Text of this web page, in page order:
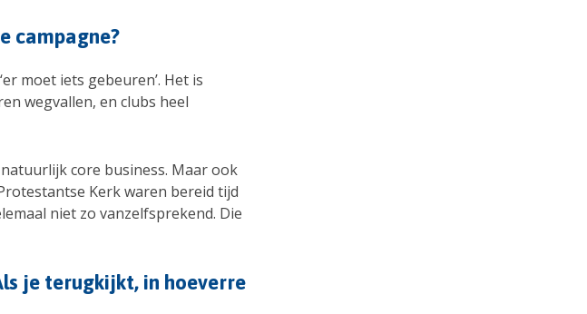
campagne?
moet iets gebeuren’. Het is
wegvallen, en clubs heel
core business. Maar ook
Kerk waren bereid tijd
niet zo vanzelfsprekend. Die
je terugkijkt, in hoeverre